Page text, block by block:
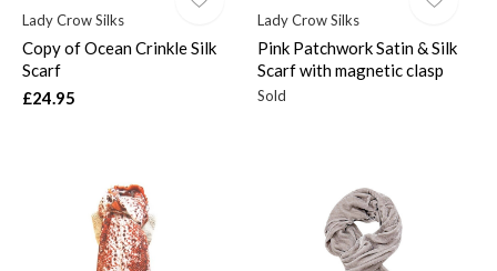
Lady Crow Silks
Copy of Ocean Crinkle Silk
Scarf
£24.95
Lady Crow Silks
Pink Patchwork Satin & Silk
Scarf with magnetic clasp
Sold